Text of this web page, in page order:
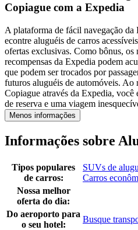
Copiague com a Expedia
A plataforma de fácil navegação
econtre aluguéis de carros
ofertas exclusivas. Como bônus, os
recompensas da Expedia podem
que podem ser trocados por
futuros aluguéis de automóveis. Ao
Copiague através da Expedia, você
de reserva e uma viagem
Menos informações
Informações sobre
Tipos populares
de carros:
SUVs de
Carros
Nossa melhor
oferta do dia:
Do aeroporto para
o seu hotel:
Busque